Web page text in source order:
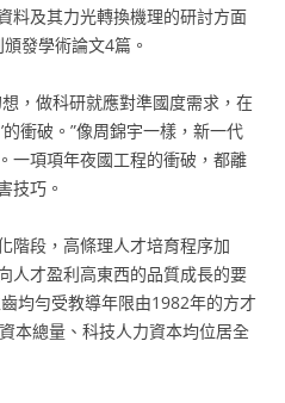
料及其力光轉換機理的研討方面
發學術論文4篇。
，做科研就應對準國度需求，在
衝破。”像周錦宇一樣，新一代
一項項年夜國工程的衝破，都離
技巧。
階段，高條理人才培育程序加
人才盈利高東西的品質成長的要
均勻受教導年限由1982年的方才
本總量、科技人力資本均位居全